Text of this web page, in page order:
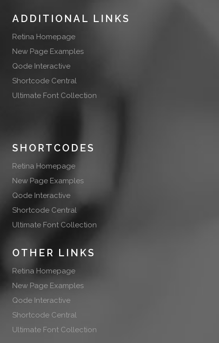
ADDITIONAL LINKS
Retina Homepage
New Page Examples
Qode Interactive
Shortcode Central
Ultimate Font Collection
SHORTCODES
Retina Homepage
New Page Examples
Qode Interactive
Shortcode Central
Ultimate Font Collection
OTHER LINKS
Retina Homepage
New Page Examples
Qode Interactive
Shortcode Central
Ultimate Font Collection